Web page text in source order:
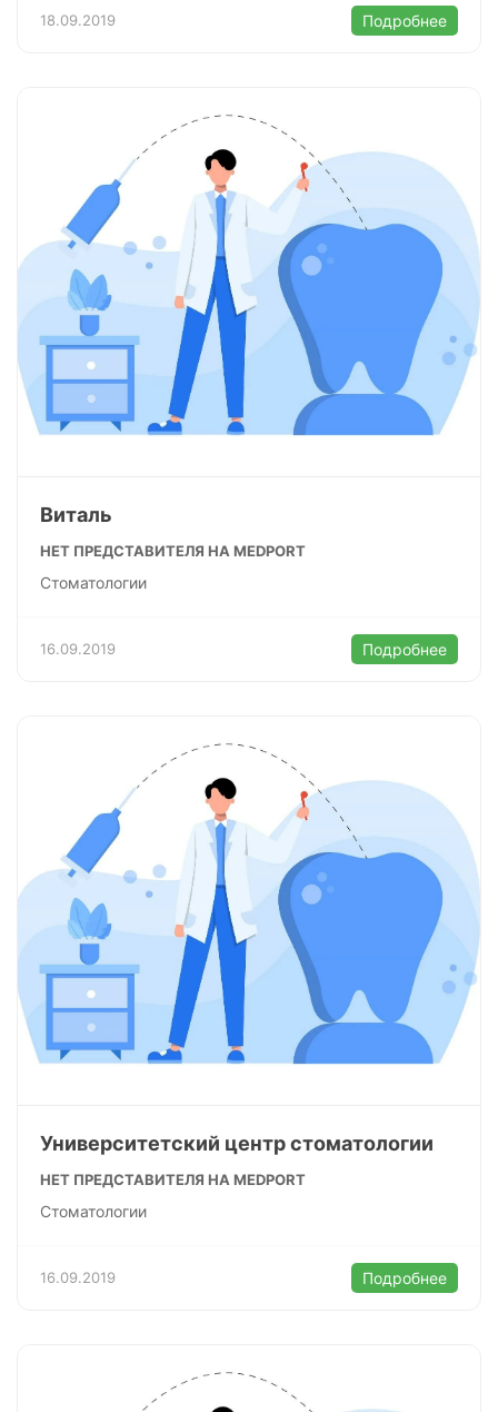
18.09.2019 Подробнее
Виталь
НЕТ ПРЕДСТАВИТЕЛЯ НА MEDPORT
Стоматологии
16.09.2019 Подробнее
Университетский центр стоматологии
НЕТ ПРЕДСТАВИТЕЛЯ НА MEDPORT
Стоматологии
16.09.2019 Подробнее